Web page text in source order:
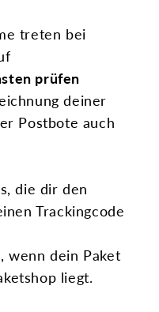
treten bei
prüfen
deiner
Postbote auch
die dir den
Trackingcode
wenn dein Paket
liegt.